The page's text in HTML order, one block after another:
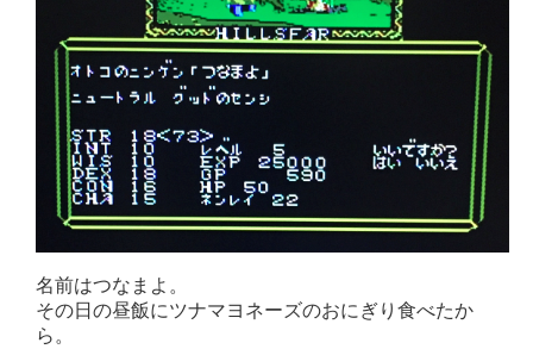
名前はつなまよ。
その日の昼飯にツナマヨネーズのおにぎり食べたか
ら。